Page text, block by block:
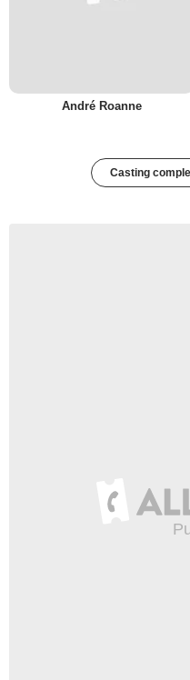
André Roanne
Casting